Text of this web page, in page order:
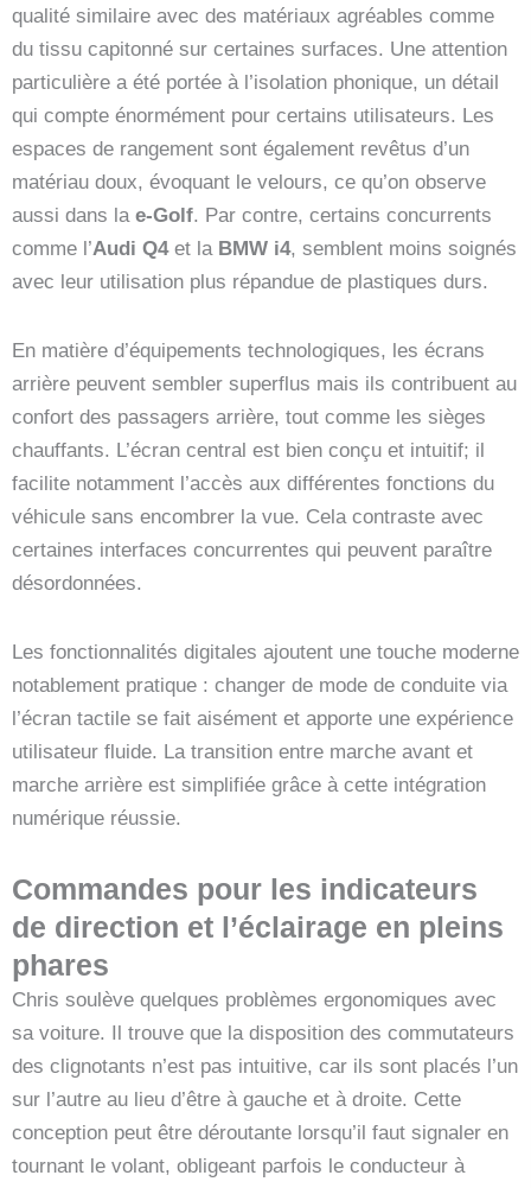
qualité similaire avec des matériaux agréables comme
du tissu capitonné sur certaines surfaces. Une attention
particulière a été portée à l’isolation phonique, un détail
qui compte énormément pour certains utilisateurs. Les
espaces de rangement sont également revêtus d’un
matériau doux, évoquant le velours, ce qu’on observe
aussi dans la e-Golf. Par contre, certains concurrents
comme l’Audi Q4et la BMW i4, semblent moins soignés
avec leur utilisation plus répandue de plastiques durs.
En matière d’équipements technologiques, les écrans
arrière peuvent sembler superflus mais ils contribuent au
confort des passagers arrière, tout comme les sièges
chauffants. L’écran central est bien conçu et intuitif; il
facilite notamment l’accès aux différentes fonctions du
véhicule sans encombrer la vue. Cela contraste avec
certaines interfaces concurrentes qui peuvent paraître
désordonnées.
Les fonctionnalités digitales ajoutent une touche moderne
notablement pratique : changer de mode de conduite via
l’écran tactile se fait aisément et apporte une expérience
utilisateur fluide. La transition entre marche avant et
marche arrière est simplifiée grâce à cette intégration
numérique réussie.
Commandes pour les indicateurs
de direction et l’éclairage en pleins
phares
Chris soulève quelques problèmes ergonomiques avec
sa voiture. Il trouve que la disposition des commutateurs
des clignotants n’est pas intuitive, car ils sont placés l’un
sur l’autre au lieu d’être à gauche et à droite. Cette
conception peut être déroutante lorsqu’il faut signaler en
tournant le volant, obligeant parfois le conducteur à